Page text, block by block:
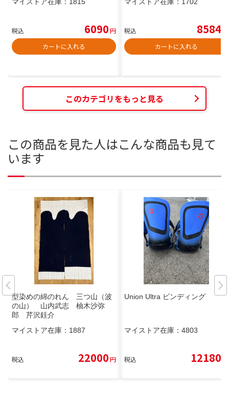
税込 6090円
カートに入れる
税込 8584
カートに入れる
このカテゴリをもっと見る
この商品を見た人はこんな商品も見て
います
型染めの綿のれん 三つ山（波
の山） 山内武志 柚木沙弥
郎 芹沢銈介
マイストア在庫： 1887
税込 22000円
Union Ultra ビンディング
マイストア在庫： 4803
税込 12180